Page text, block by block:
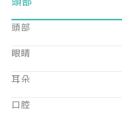
頭部
眼睛
耳朵
口腔